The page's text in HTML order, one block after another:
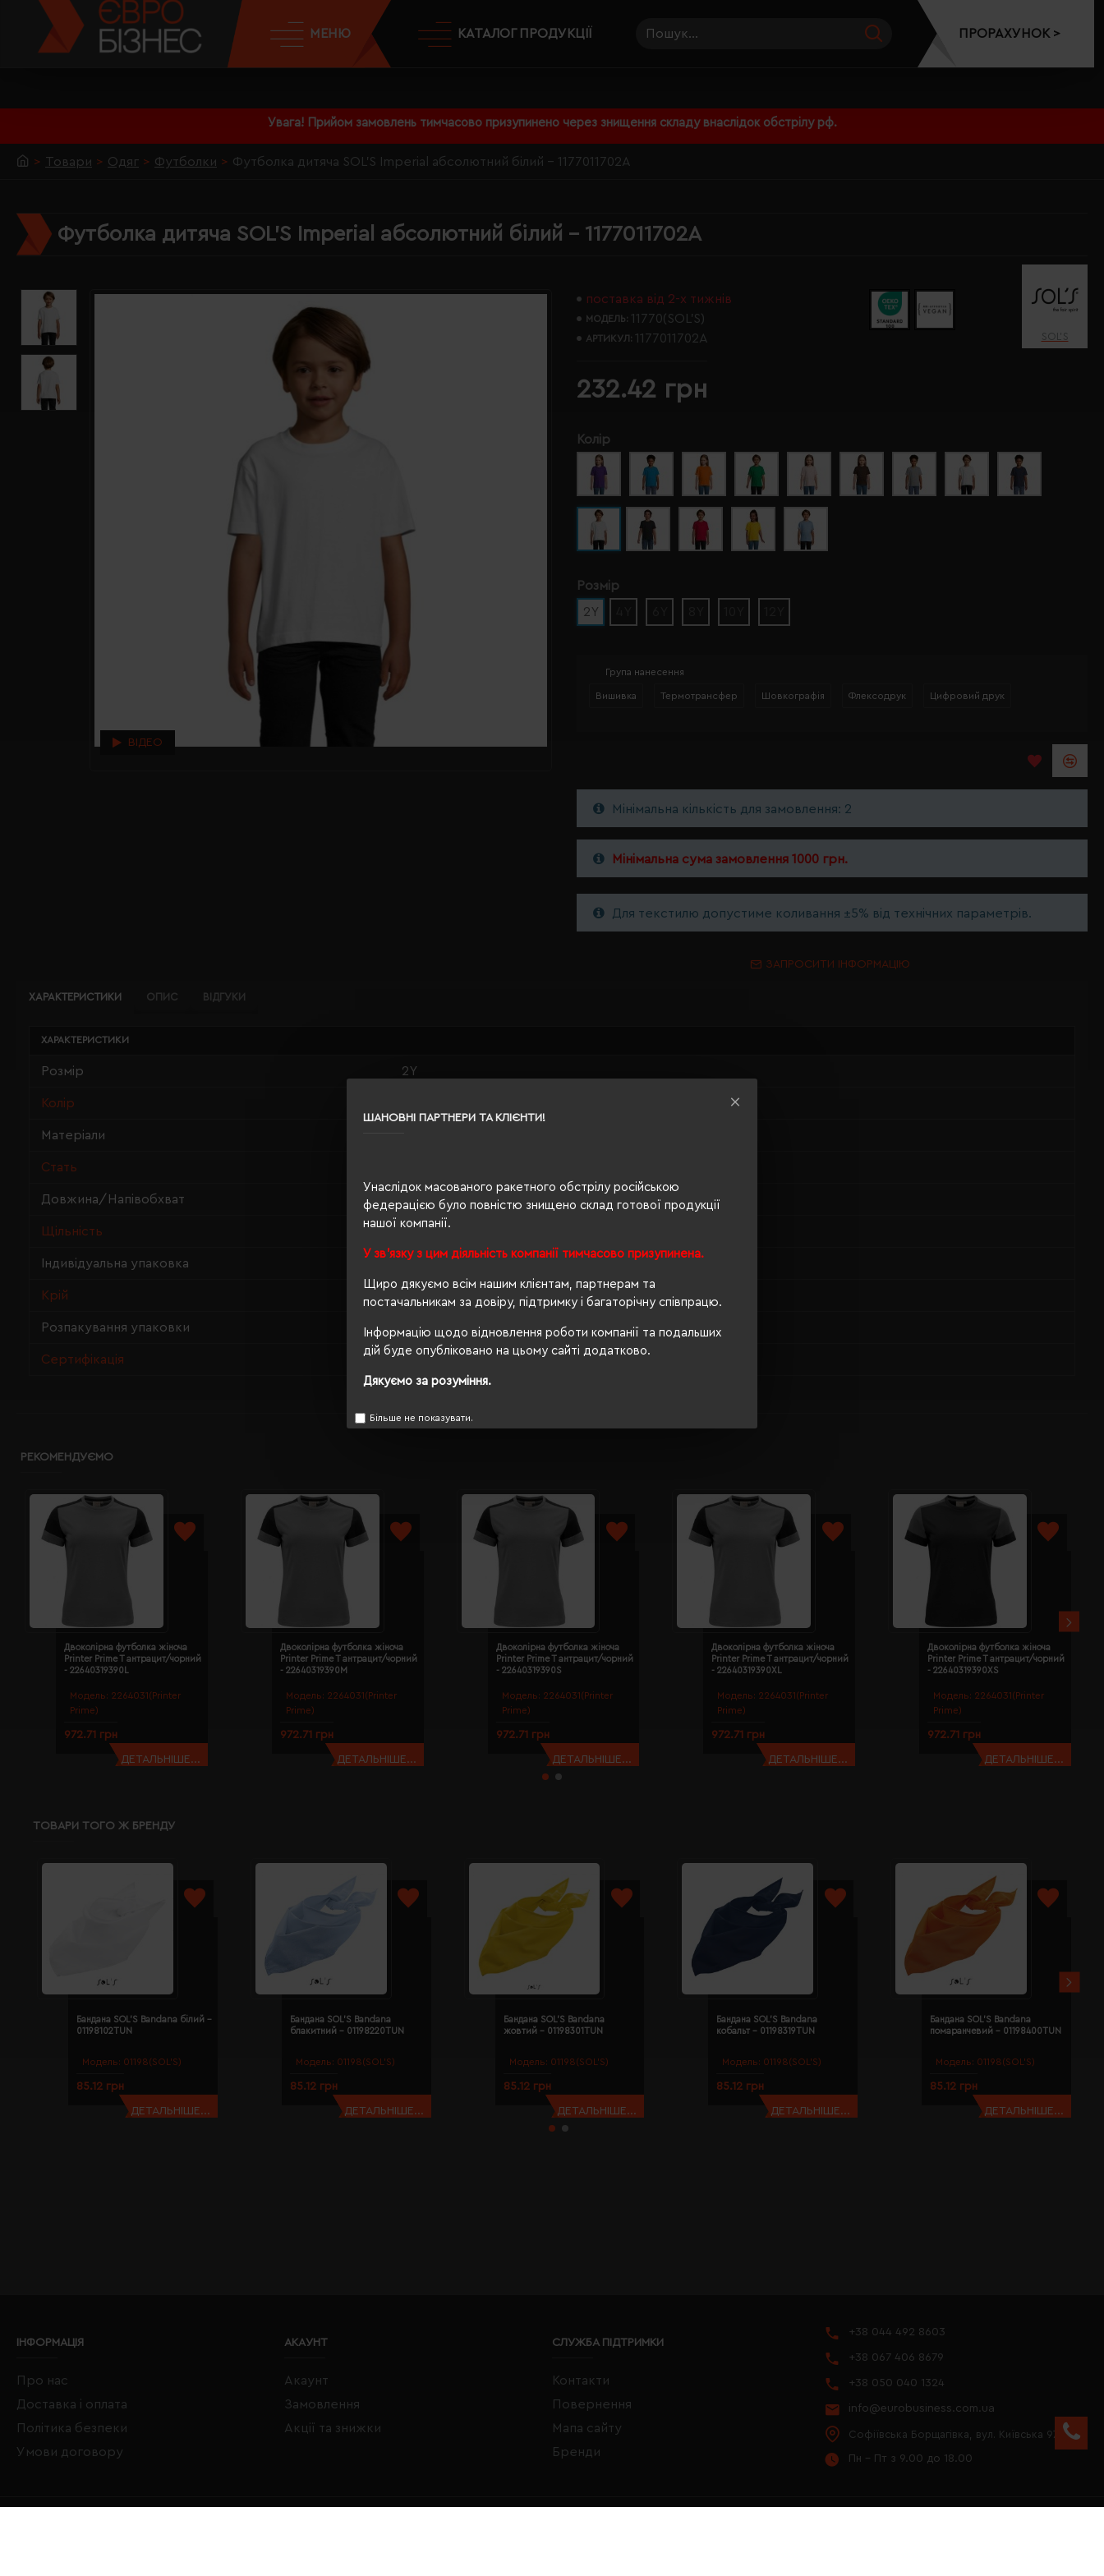
ШАНОВНІ ПАРТНЕРИ ТА КЛІЄНТИ!
Унаслідок масованого ракетного обстрілу російською
федерацією було повністю знищено склад готової продукції
нашої компанії.
У зв'язку з цим діяльність компанії тимчасово призупинена.
Щиро дякуємо всім нашим клієнтам, партнерам та
постачальникам за довіру, підтримку і багаторічну співпрацю.
Інформацію щодо відновлення роботи компанії та подальших
дій буде опубліковано на цьому сайті додатково.
Дякуємо за розуміння.
Більше не показувати.
Увага! Прийом замовлень тимчасово призупинено через знищення складу внаслідок обстрілу рф.
МЕНЮ КАТАЛОГ ПРОДУКЦІЇ ПРОРАХУНОК >
Товари Одяг Футболки Футболка дитяча SOL'S Imperial абсолютний білий - 1177011702A
Футболка дитяча SOL'S Imperial абсолютний білий - 1177011702A
ВІДЕО
поставка від 2-х тижнів
МОДЕЛЬ: 11770(SOL’S)
АРТИКУЛ: 1177011702A SOL’S
232.42 грн
Колір
Розмір
2Y
Група нанесення
Вишивка Термотрансфер Шовкографія Флексодрук Цифровий друк
Мінімальна кількість для замовлення: 2
Мінімальна сума замовлення 1000 грн.
Для текстилю допустиме коливання ±5% від технічних параметрів.
ЗАПРОСИТИ ІНФОРМАЦІЮ
ХАРАКТЕРИСТИКИ ОПИС ВІДГУКИ
ХАРАКТЕРИСТИКИ
Розмір 2Y
Колір
Матеріали
Стать
Довжина/Напівобхват 40/29
Щільність 190 г/м²
Індивідуальна упаковка ні
Крій
Розпакування упаковки Нет
Сертифікація OEKO-TEX® Standard 100, PETA-Approved Vegan
РЕКОМЕНДУЄМО
Модель: 2264031(Printer
Prime)
Двоколірна футболка жіноча
Printer Prime T антрацит/чорний
- 22640319390L
972.71 грн
ДЕТАЛЬНІШЕ...
Модель: 2264031(Printer
Prime)
Двоколірна футболка жіноча
Printer Prime T антрацит/чорний
- 22640319390M
972.71 грн
ДЕТАЛЬНІШЕ...
Модель: 2264031(Printer
Prime)
Двоколірна футболка жіноча
Printer Prime T антрацит/чорний
- 22640319390S
972.71 грн
ДЕТАЛЬНІШЕ...
Модель: 2264031(Printer
Prime)
Двоколірна футболка жіноча
Printer Prime T антрацит/чорний
- 22640319390XL
972.71 грн
ДЕТАЛЬНІШЕ...
Модель: 2264031(Printer
Prime)
Двоколірна футболка жіноча
Printer Prime T антрацит/чорний
- 22640319390XS
972.71 грн
ДЕТАЛЬНІШЕ...
ТОВАРИ ТОГО Ж БРЕНДУ
Модель: 01198(SOL’S)
Бандана SOL'S Bandana білий -
01198102TUN
85.12 грн
ДЕТАЛЬНІШЕ...
Модель: 01198(SOL’S)
Бандана SOL'S Bandana
блакитний - 01198220TUN
85.12 грн
ДЕТАЛЬНІШЕ...
Модель: 01198(SOL’S)
Бандана SOL'S Bandana
жовтий - 01198301TUN
85.12 грн
ДЕТАЛЬНІШЕ...
Модель: 01198(SOL’S)
Бандана SOL'S Bandana
кобальт - 01198319TUN
85.12 грн
ДЕТАЛЬНІШЕ...
Модель: 01198(SOL’S)
Бандана SOL'S Bandana
помаранчевий - 01198400TUN
85.12 грн
ДЕТАЛЬНІШЕ...
ІНФОРМАЦІЯ
Про нас
Доставка і оплата
Політика безпеки
Умови договору
АКАУНТ
Акаунт
Замовлення
Акції та знижки
СЛУЖБА ПІДТРИМКИ
Контакти
Повернення
Мапа сайту
Бренди
+38 044 492 8603
+38 067 406 8679
+38 050 040 1324
info@eurobusiness.com.ua
Софіївська Борщагівка, вул. Київська 97
Пн - Пт з 9.00 до 18.00